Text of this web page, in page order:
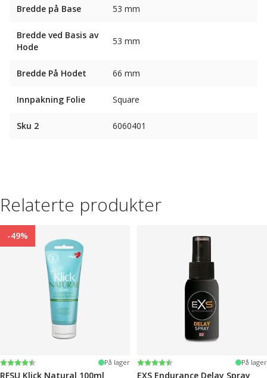
Bredde på Base 53 mm
Bredde ved Basis av
Hode
53 mm
Bredde På Hodet 66 mm
Innpakning Folie Square
Sku 2 6060401
Relaterte produkter
-49%
Karakter:
4.4 av 5 mulige På lager
RFSU Klick Natural 100ml
Karakter:
4.2 av 5 mulige På lager
EXS Endurance Delay Spray